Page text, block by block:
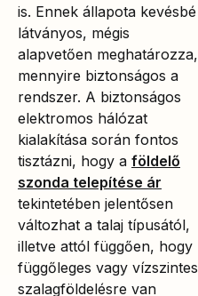
is. Ennek állapota kevésbé
látványos, mégis
alapvetően meghatározza,
mennyire biztonságos a
rendszer. A biztonságos
elektromos hálózat
kialakítása során fontos
tisztázni, hogy a földelő
szonda telepítése ár
tekintetében jelentősen
változhat a talaj típusától,
illetve attól függően, hogy
függőleges vagy vízszintes
szalagföldelésre van